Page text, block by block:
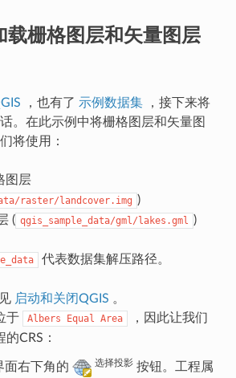
载栅格图层和矢量图层
，也有了 示例数据集，接下来将
。在此示例中将栅格图层和矢量图
将使用：
图层
raster/landcover.img )
( qgis_sample_data/gml/lakes.gml )
代表数据集解压路径。
启动和关闭QGIS 。
于
Albers Equal Area
，因此让我们
CRS：
面右下角的 选择投影按钮。工程属